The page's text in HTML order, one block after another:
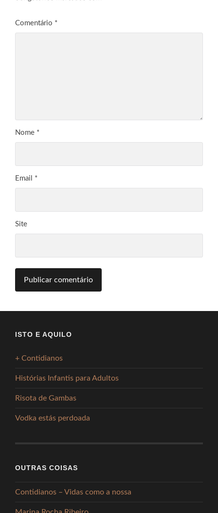
Comentário *
Nome *
Email *
Site
ISTO E AQUILO
+ Contidianos
Histórias Infantis para Adultos
Risota de Gambas
Vodka estás perdoada
OUTRAS COISAS
Contidianos – Vidas como a nossa